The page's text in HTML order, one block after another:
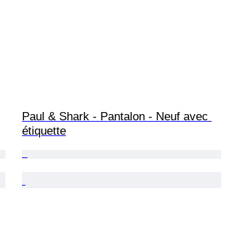
Paul & Shark - Pantalon - Neuf avec
étiquette